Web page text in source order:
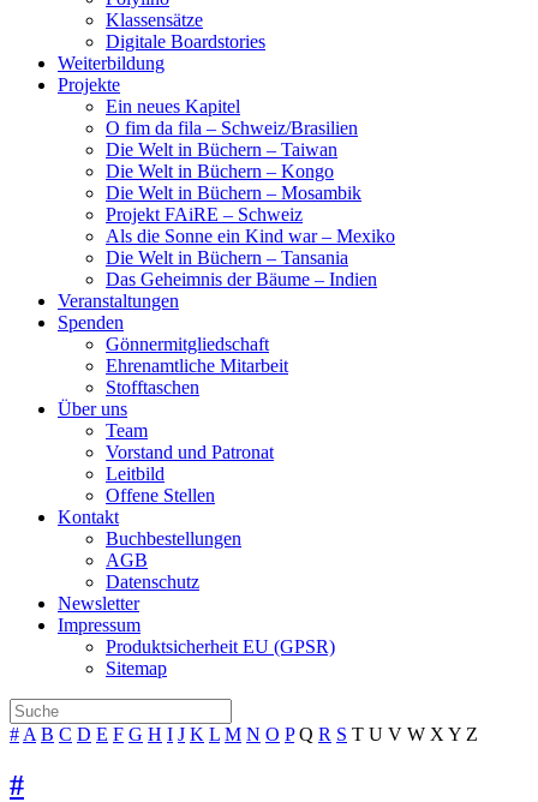
Klassensätze
Digitale Boardstories
Weiterbildung
Projekte
Ein neues Kapitel
O fim da fila – Schweiz/Brasilien
Die Welt in Büchern – Taiwan
Die Welt in Büchern – Kongo
Die Welt in Büchern – Mosambik
Projekt FAiRE – Schweiz
Als die Sonne ein Kind war – Mexiko
Die Welt in Büchern – Tansania
Das Geheimnis der Bäume – Indien
Veranstaltungen
Spenden
Gönnermitgliedschaft
Ehrenamtliche Mitarbeit
Stofftaschen
Über uns
Team
Vorstand und Patronat
Leitbild
Offene Stellen
Kontakt
Buchbestellungen
AGB
Datenschutz
Newsletter
Impressum
Produktsicherheit EU (GPSR)
Sitemap
# A B C D E F G H I J K L M N O P Q R S T U V W X Y Z
#